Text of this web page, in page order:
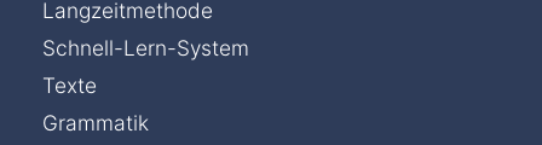
Langzeitmethode
Schnell-Lern-System
Texte
Grammatik